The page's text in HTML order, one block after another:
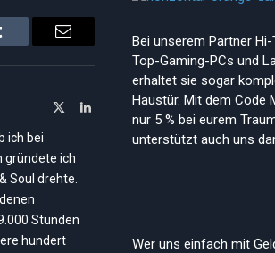
Email
LinkedIn
ich bei
gründete ich
Soul drehte.
Stunden
hundert
Bei unserem Partner
Top-Gaming-PCs und
erhaltet sie sogar
Haustür. Mit dem Code
nur 5 % bei eurem
unterstützt auch uns
Wer uns einfach mit